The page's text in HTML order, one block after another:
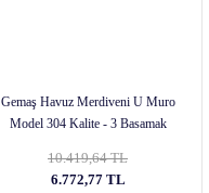
Gemaş Havuz Merdiveni U Muro
Model 304 Kalite - 3 Basamak
10.419,64 TL
6.772,77 TL